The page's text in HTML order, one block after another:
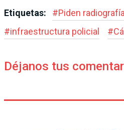
Etiquetas: #Piden radiografía
#infraestructura policial #
Déjanos tus